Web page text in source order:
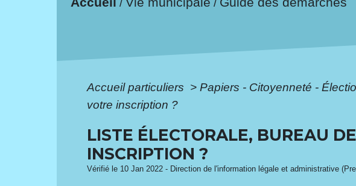
/ /
Accueil particuliers > Papiers - Citoyenneté -
votre inscription ?
LISTE ÉLECTORALE, BUREAU
INSCRIPTION ?
Vérifié le 10 Jan 2022 - Direction de l'information légale et administrative